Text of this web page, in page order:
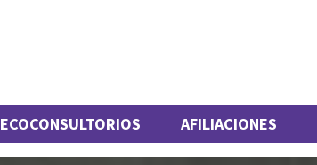
ECOCONSULTORIOS AFILIACIONES